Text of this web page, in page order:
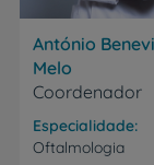
António
Melo
Coordenador
Especialidade
Oftalmologia